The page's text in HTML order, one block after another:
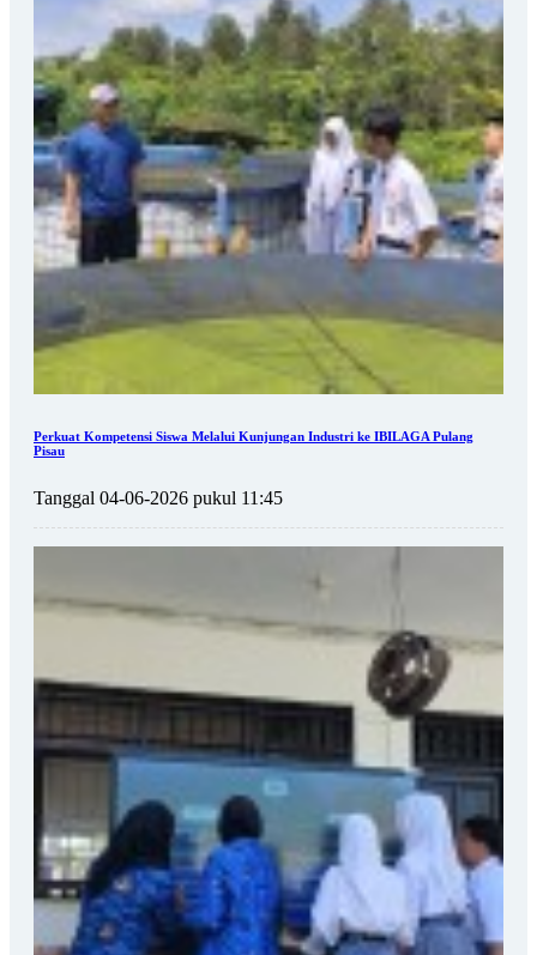
Perkuat Kompetensi Siswa Melalui Kunjungan Industri ke IBILAGA Pulang
Pisau
Tanggal 04-06-2026 pukul 11:45